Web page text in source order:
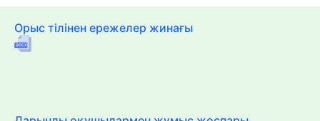
Орыс тілінен ережелер жинағы